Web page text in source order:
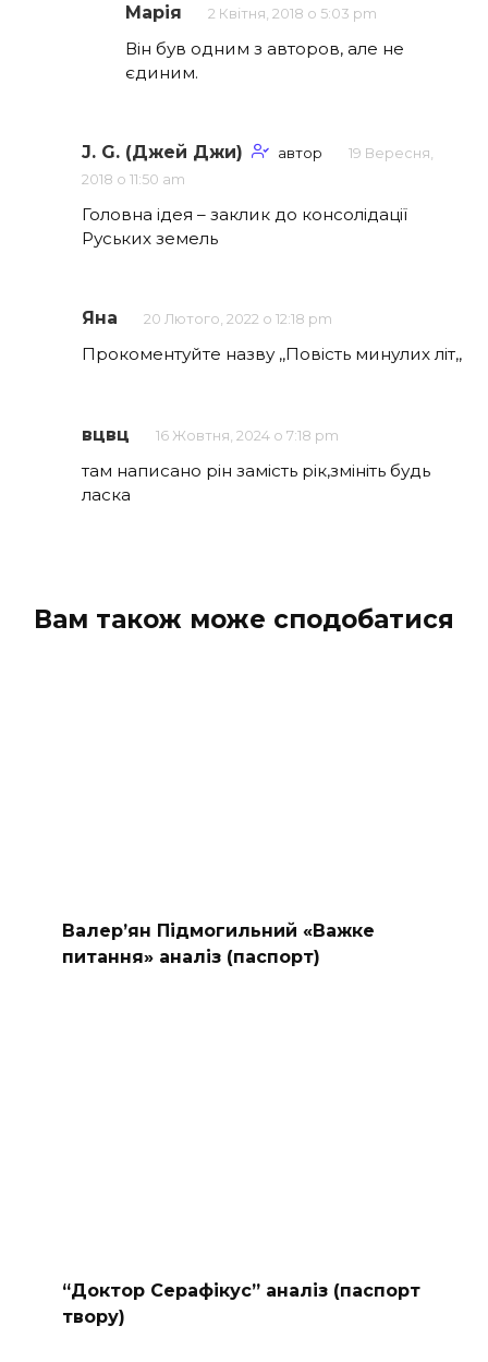
Марія 2 Квітня, 2018 о 5:03 pm
Він був одним з авторов, але не
єдиним.
J. G. (Джей Джи) автор
19 Вересня,
2018 о 11:50 am
Головна ідея – заклик до консолідації
Руських земель
Яна 20 Лютого, 2022 о 12:18 pm
Прокоментуйте назву ,,Повість минулих літ,,
вцвц 16 Жовтня, 2024 о 7:18 pm
там написано рін замість рік,змініть будь
ласка
Вам також може сподобатися
Валер’ян Підмогильний «Важке
питання» аналіз (паспорт)
“Доктор Серафікус” аналіз (паспорт
твору)